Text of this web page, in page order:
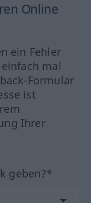
Online
ein Fehler
mal
Formular
ist
Ihrer
geben?*